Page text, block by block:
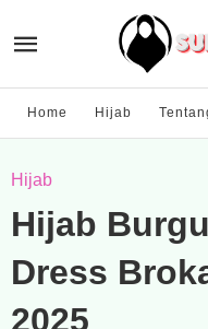
Home Hijab
Hijab
Hijab
Dress
2025